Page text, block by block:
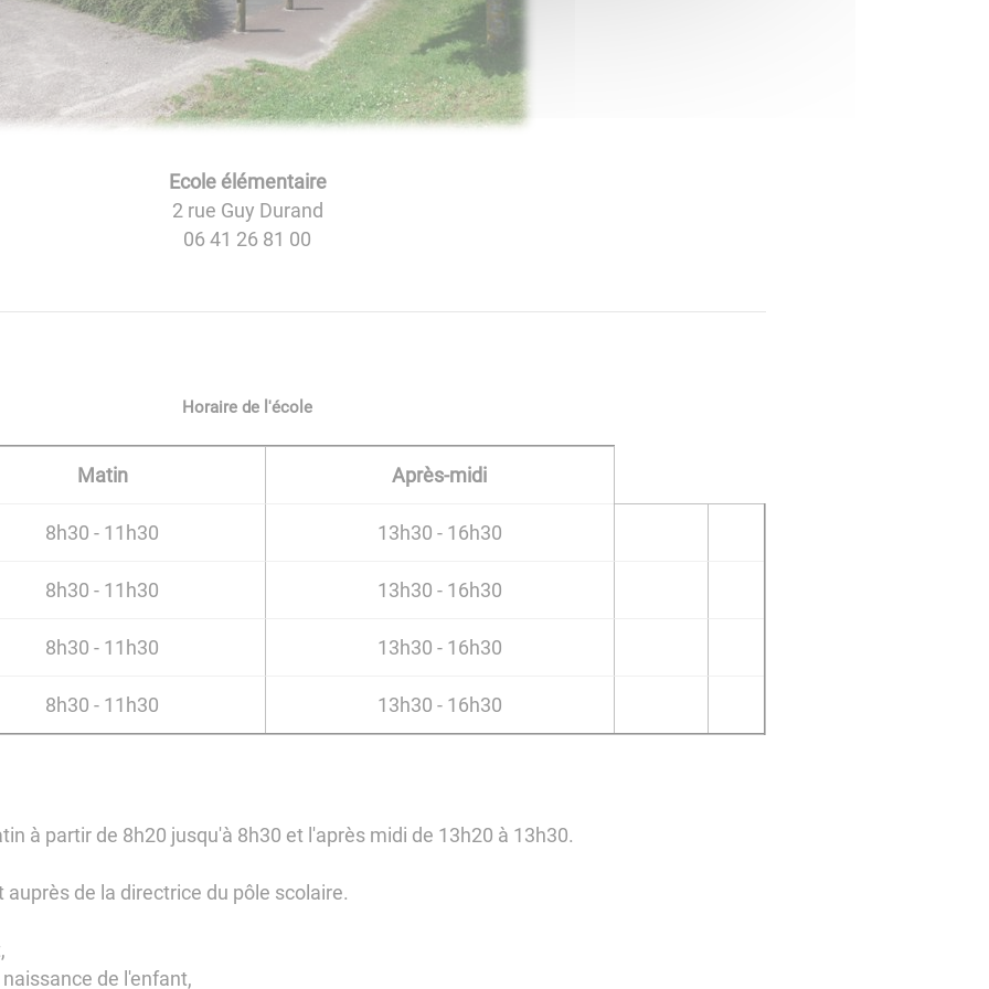
Ecole élémentaire
2 rue Guy Durand
06 41 26 81 00
Horaire de l'école
Matin Après-midi
8h30 - 11h30 13h30 - 16h30
8h30 - 11h30 13h30 - 16h30
8h30 - 11h30 13h30 - 16h30
8h30 - 11h30 13h30 - 16h30
à partir de 8h20 jusqu'à 8h30 et l'après midi de 13h20 à 13h30.
de la directrice du pôle scolaire.
de l'enfant,